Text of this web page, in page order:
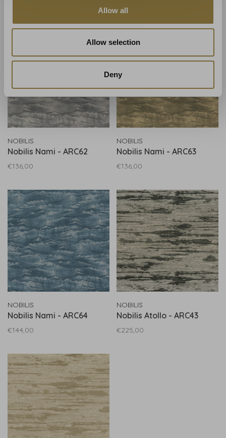
Allow all
Allow selection
Deny
NOBILIS
Nobilis Nami - ARC62
€136,00
NOBILIS
Nobilis Nami - ARC63
€136,00
NOBILIS
Nobilis Nami - ARC64
€144,00
NOBILIS
Nobilis Atollo - ARC43
€225,00